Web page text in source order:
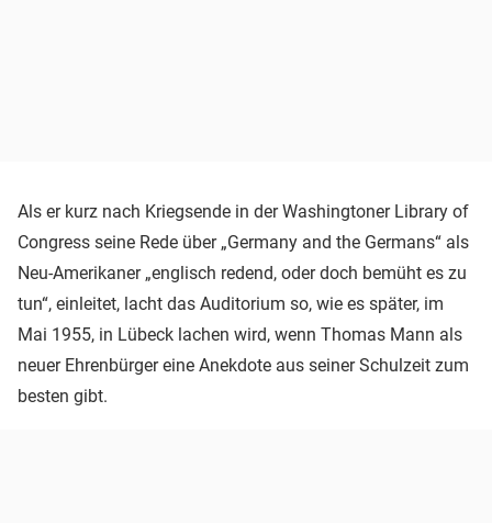
Als er kurz nach Kriegsende in der Washingtoner Library of
Congress seine Rede über „Germany and the Germans“ als
Neu-Amerikaner „englisch redend, oder doch bemüht es zu
tun“, einleitet, lacht das Auditorium so, wie es später, im
Mai 1955, in Lübeck lachen wird, wenn Thomas Mann als
neuer Ehrenbürger eine Anekdote aus seiner Schulzeit zum
besten gibt.